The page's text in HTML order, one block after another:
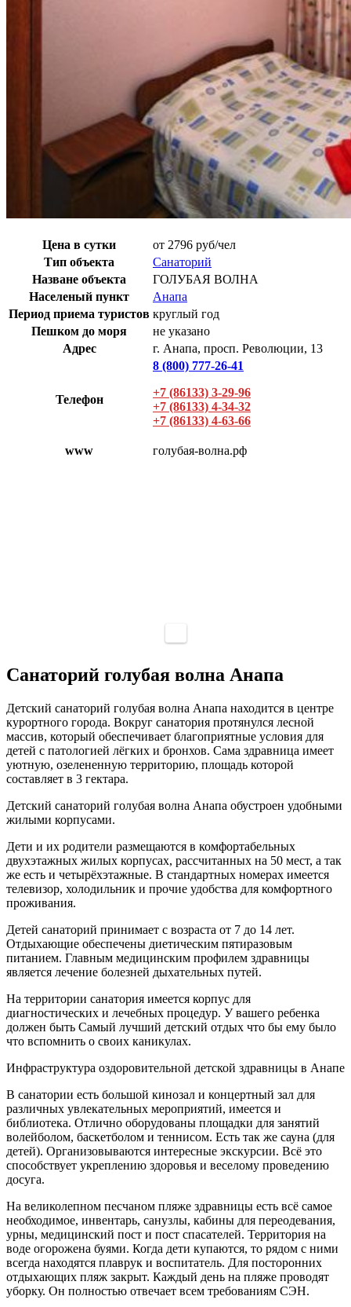
Цена в сутки
от 2796 руб/чел
Тип объекта
Санаторий
Назване объекта
ГОЛУБАЯ ВОЛНА
Населеный пункт
Анапа
Период приема туристов круглый год
Пешком до моря
не указано
Адрес
г. Анапа, просп. Революции, 13
Телефон
8 (800) 777-26-41
+7 (86133) 3-29-96
+7 (86133) 4-34-32
+7 (86133) 4-63-66
www голубая-волна.рф
Санаторий голубая волна Анапа
Детский санаторий голубая волна Анапа находится в центре
курортного города. Вокруг санатория протянулся лесной
массив, который обеспечивает благоприятные условия для
детей с патологией лёгких и бронхов. Сама здравница имеет
уютную, озелененную территорию, площадь которой
составляет в 3 гектара.
Детский санаторий голубая волна Анапа обустроен удобными
жилыми корпусами.
Дети и их родители размещаются в комфортабельных
двухэтажных жилых корпусах, рассчитанных на 50 мест, а так
же есть и четырёхэтажные. В стандартных номерах имеется
телевизор, холодильник и прочие удобства для комфортного
проживания.
Детей санаторий принимает с возраста от 7 до 14 лет.
Отдыхающие обеспечены диетическим пятиразовым
питанием. Главным медицинским профилем здравницы
является лечение болезней дыхательных путей.
На территории санатория имеется корпус для
диагностических и лечебных процедур. У вашего ребенка
должен быть Самый лучший детский отдых что бы ему было
что вспомнить о своих каникулах.
Инфраструктура оздоровительной детской здравницы в Анапе
В санатории есть большой кинозал и концертный зал для
различных увлекательных мероприятий, имеется и
библиотека. Отлично оборудованы площадки для занятий
волейболом, баскетболом и теннисом. Есть так же сауна (для
детей). Организовываются интересные экскурсии. Всё это
способствует укреплению здоровья и веселому проведению
досуга.
На великолепном песчаном пляже здравницы есть всё самое
необходимое, инвентарь, санузлы, кабины для переодевания,
урны, медицинский пост и пост спасателей. Территория на
воде огорожена буями. Когда дети купаются, то рядом с ними
всегда находятся плаврук и воспитатель. Для посторонних
отдыхающих пляж закрыт. Каждый день на пляже проводят
уборку. Он полностью отвечает всем требованиям СЭН.